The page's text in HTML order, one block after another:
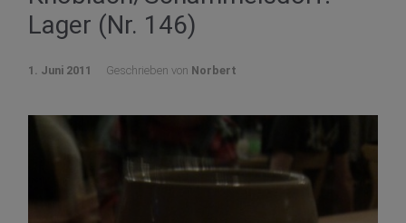
Lager (Nr. 146)
1. Juni 2011 Geschrieben von Norbert